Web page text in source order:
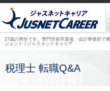
27歳の男性です。専門学校卒業後、会計事務所
ジェント | ジャスネットキャリア
税理士 転職Q&A